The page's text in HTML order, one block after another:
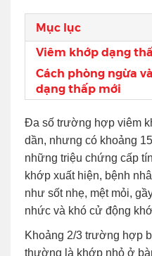
Mục lục
Viêm khớp dạng
Cách phòng ngừa
dạng thấp mới
Đa số trường hợp viêm
dần, nhưng có khoảng
những triệu chứng cấp
khớp xuất hiện, bệnh
như sốt nhẹ, mệt mỏi,
nhức và khó cử động
Khoảng 2/3 trường hợp
thường là khớp nhỏ ở